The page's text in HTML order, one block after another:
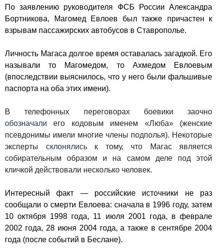
По заявлению руководителя ФСБ России Александра
Бортникова, Магомед Евлоев был также причастен к
взрывам пассажирских автобусов в Ставрополье.
Личность Магаса долгое время оставалась загадкой. Его
называли то Магомедом, то Ахмедом Евлоевым
(впоследствии выяснилось, что у него были фальшивые
паспорта на оба этих имени).
В телефонных переговорах боевики заочно
обозначали его кодовым именем «Люба» (женские
псевдонимы имели многие члены подполья). Некоторые
эксперты склонялиськ тому, что Магас является
собирательным образом и на самом деле под этой
кличкой действовали несколько человек.
Интересный факт — российские источники не раз
сообщали о смерти Евлоева: сначала в 1996 году, затем
10 октября 1998 года, 11 июля 2001 года, в феврале
2002 года, 28 июня 2004 года, а также в сентябре 2004
года (после событий в Беслане).